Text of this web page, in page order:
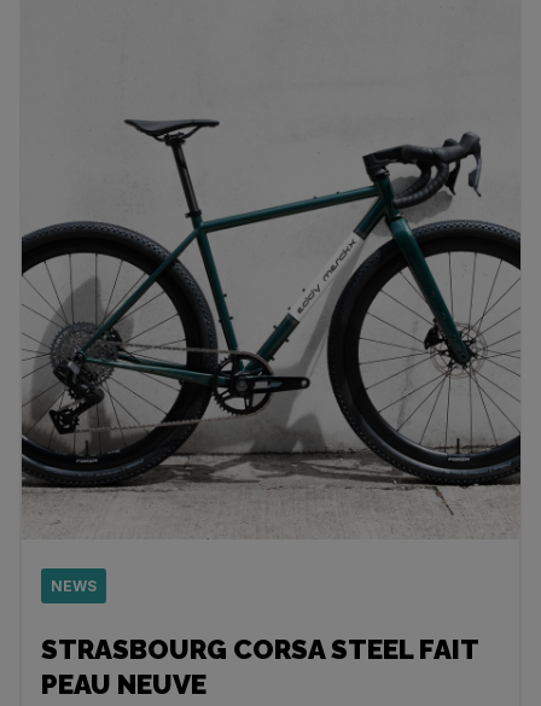
NEWS
STRASBOURG CORSA STEEL FAIT
PEAU NEUVE